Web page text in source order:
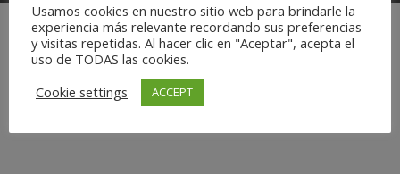
Usamos cookies en nuestro sitio web para brindarle la
experiencia más relevante recordando sus preferencias
y visitas repetidas. Al hacer clic en "Aceptar", acepta el
uso de TODAS las cookies.
Cookie settings
ACCEPT